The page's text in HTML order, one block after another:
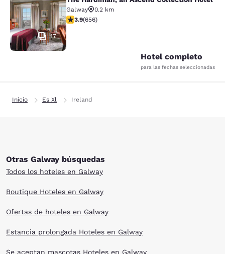
The Hardiman, an Ascend
17
Galway
0.2 km
calificación de 3.88 estrellas. Bueno. 656 reseñas
3.9(656)
Hotel completo
para las fechas seleccionadas
Inicio Es Xl Ireland
Otras Galway búsquedas
Todos los hoteles en Galway
Boutique Hoteles en Galway
Ofertas de hoteles en Galway
Estancia prolongada Hoteles en Galway
Se aceptan mascotas Hoteles en Galway